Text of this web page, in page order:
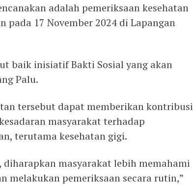
adalah pemeriksaan kesehatan
pada 17 November 2024 di Lapangan
baik inisiatif Bakti Sosial yang akan
Palu.
tersebut dapat memberikan kontribusi
masyarakat terhadap
terutama kesehatan gigi.
diharapkan masyarakat lebih memahami
melakukan pemeriksaan secara rutin,”